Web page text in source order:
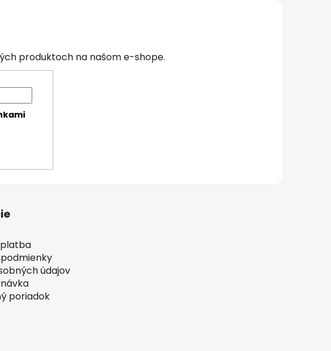
produktoch na našom e-shope.
údajov
poriadok